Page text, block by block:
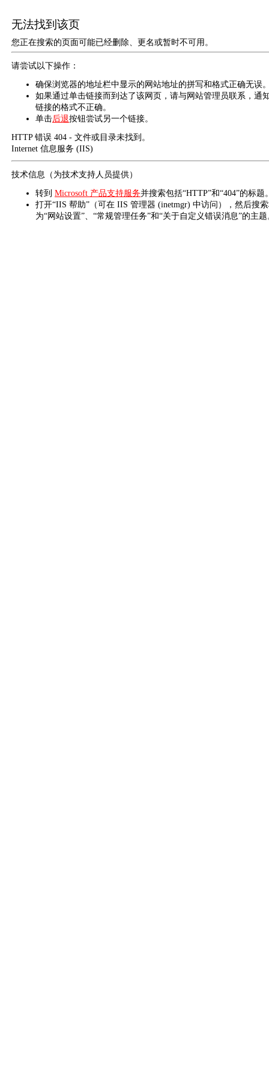
无法找到该页
您正在搜索的页面可能已经删除、更名或暂时不可用。
请尝试以下操作：
确保浏览器的地址栏中显示的网站地址的拼写和格式正确无误
如果通过单击链接而到达了该网页，请与网站管理员联系，通
链接的格式不正确。
单击后退按钮尝试另一个链接。
HTTP 错误 404 - 文件或目录未找到。
Internet 信息服务 (IIS)
技术信息（为技术支持人员提供）
转到 Microsoft 产品支持服务并搜索包括“HTTP”和“404”的标题
打开“IIS 帮助”（可在 IIS 管理器 (inetmgr) 中访问），然后搜
为“网站设置”、“常规管理任务”和“关于自定义错误消息”的主题